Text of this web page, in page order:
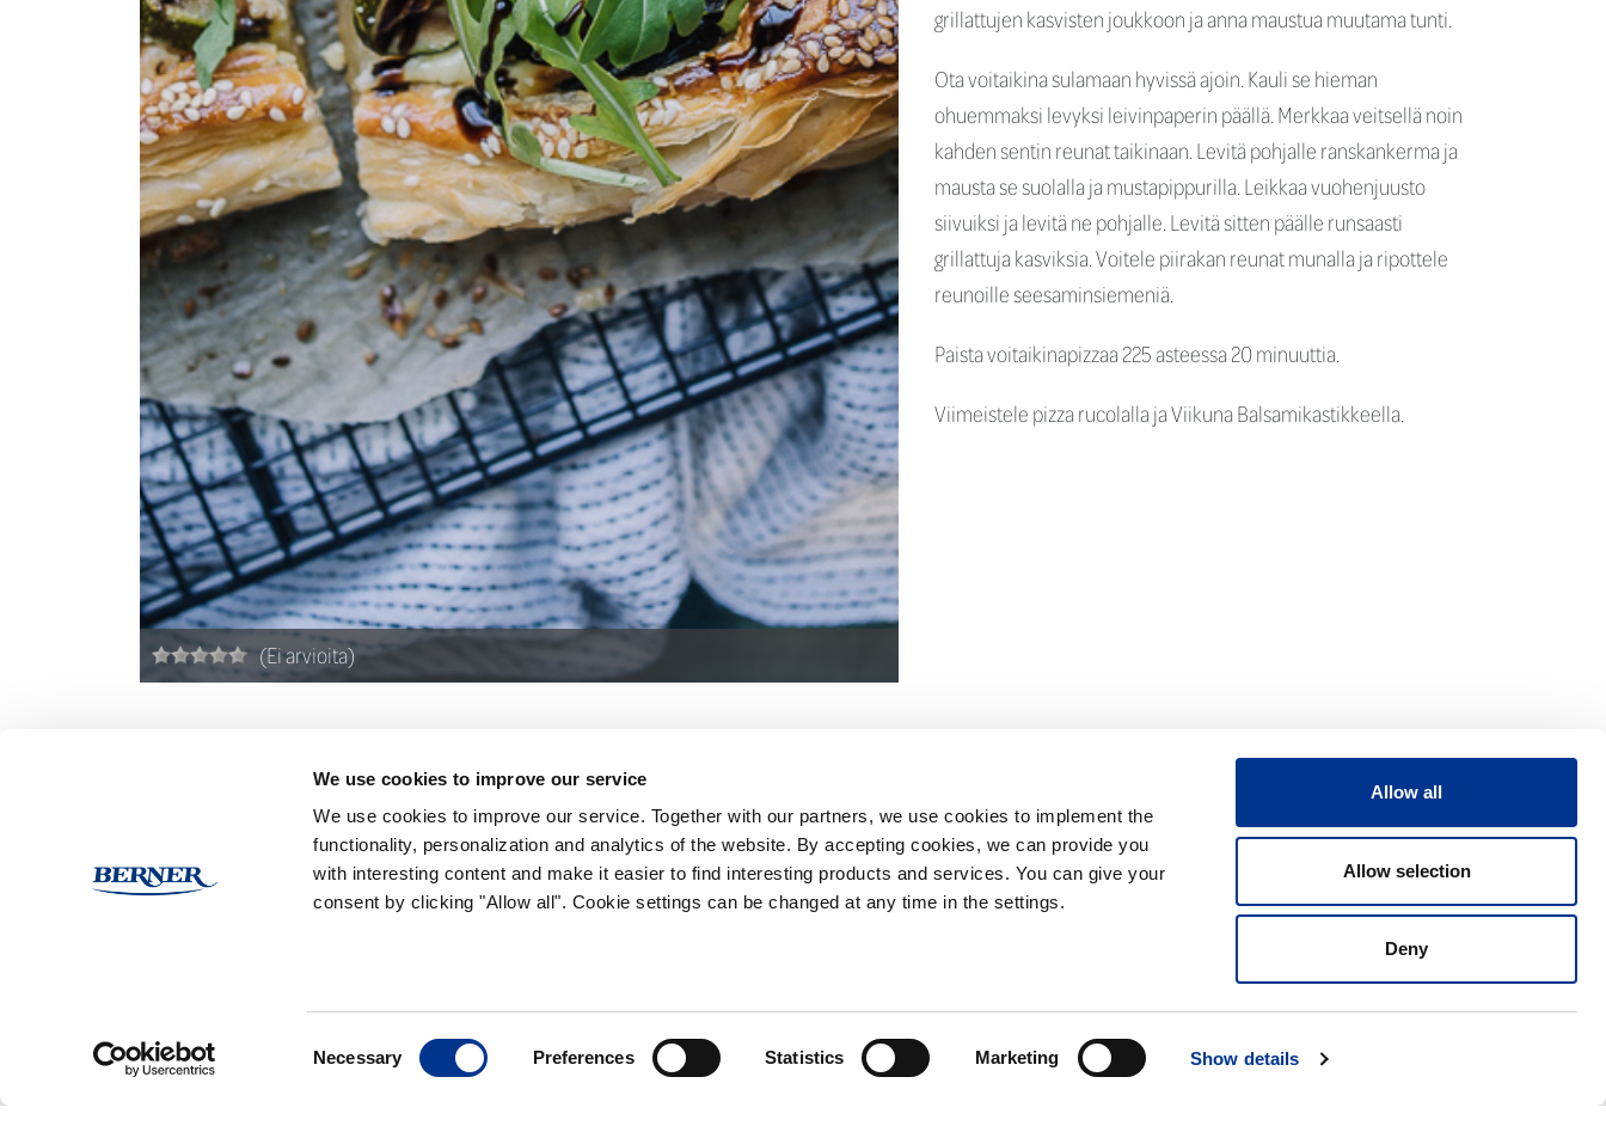
We use cookies to improve our service
We use cookies to improve our service. Together with our partners, we use cookies to implement the
functionality, personalization and analytics of the website. By accepting cookies, we can provide you
with interesting content and make it easier to find interesting products and services. You can give your
consent by clicking "Allow all". Cookie settings can be changed at any time in the settings.
Necessary Preferences Statistics Marketing Show details
Allow all
Allow selection
Deny
(Ei arvioita)
grillattujen kasvisten joukkoon ja anna maustua muutama tunti.
Ota voitaikina sulamaan hyvissä ajoin. Kauli se hieman
ohuemmaksi levyksi leivinpaperin päällä. Merkkaa veitsellä noin
kahden sentin reunat taikinaan. Levitä pohjalle ranskankerma ja
mausta se suolalla ja mustapippurilla. Leikkaa vuohenjuusto
siivuiksi ja levitä ne pohjalle. Levitä sitten päälle runsaasti
grillattuja kasviksia. Voitele piirakan reunat munalla ja ripottele
reunoille seesaminsiemeniä.
Paista voitaikinapizzaa 225 asteessa 20 minuuttia.
Viimeistele pizza rucolalla ja Viikuna Balsamikastikkeella.
Reseptissä käytetyt Rajamäen-tuotteet